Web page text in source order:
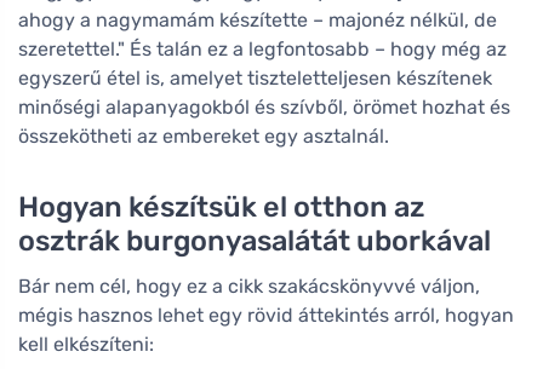
ahogy a nagymamám készítette – majonéz nélkül, de
szeretettel." És talán ez a legfontosabb – hogy még az
egyszerű étel is, amelyet tiszteletteljesen készítenek
minőségi alapanyagokból és szívből, örömet hozhat és
összekötheti az embereket egy asztalnál.
Hogyan készítsük el otthon az
osztrák burgonyasalátát uborkával
Bár nem cél, hogy ez a cikk szakácskönyvvé váljon,
mégis hasznos lehet egy rövid áttekintés arról, hogyan
kell elkészíteni: